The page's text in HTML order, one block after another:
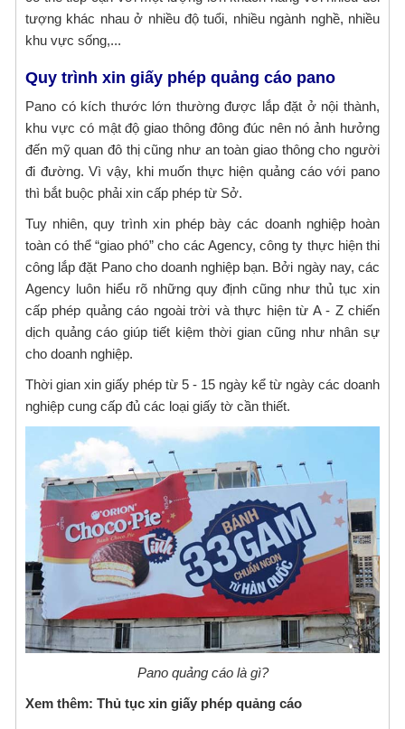
tượng khác nhau ở nhiều độ tuổi, nhiều ngành nghề, nhiều
khu vực sống,...
Quy trình xin giấy phép quảng cáo pano
Pano có kích thước lớn thường được lắp đặt ở nội thành,
khu vực có mật độ giao thông đông đúc nên nó ảnh hưởng
đến mỹ quan đô thị cũng như an toàn giao thông cho người
đi đường. Vì vậy, khi muốn thực hiện quảng cáo với pano
thì bắt buộc phải xin cấp phép từ Sở.
Tuy nhiên, quy trình xin phép bày các doanh nghiệp hoàn
toàn có thể “giao phó” cho các Agency, công ty thực hiện thi
công lắp đặt Pano cho doanh nghiệp bạn. Bởi ngày nay, các
Agency luôn hiểu rõ những quy định cũng như thủ tục xin
cấp phép quảng cáo ngoài trời và thực hiện từ A - Z chiến
dịch quảng cáo giúp tiết kiệm thời gian cũng như nhân sự
cho doanh nghiệp.
Thời gian xin giấy phép từ 5 - 15 ngày kể từ ngày các doanh
nghiệp cung cấp đủ các loại giấy tờ cần thiết.
Pano quảng cáo là gì?
Xem thêm: Thủ tục xin giấy phép quảng cáo